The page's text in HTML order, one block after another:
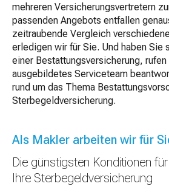
mehreren Versicherungsvertretern
passenden Angebots entfallen
zeitraubende Vergleich
erledigen wir für Sie. Und haben Sie
einer Bestattungsversicherung, rufen
ausgebildetes Serviceteam
rund um das Thema
Sterbegeldversicherung.
Als Makler arbeiten wir für
Die günstigsten Konditionen für
Ihre Sterbegeldversicherung